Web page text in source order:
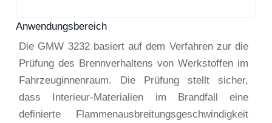
Anwendungsbereich
Die GMW 3232 basiert auf dem Verfahren zur die
Prüfung des Brennverhaltens von Werkstoffen im
Fahrzeuginnenraum. Die Prüfung stellt sicher,
dass Interieur-Materialien im Brandfall eine
definierte Flammenausbreitungsgeschwindigkeit